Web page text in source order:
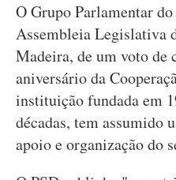
O Grupo Parlamentar
Assembleia Legislativa
Madeira, de um voto de
aniversário da
instituição fundada em
décadas, tem assumido
apoio e organização do